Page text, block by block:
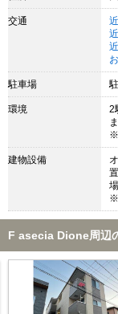
交通
駐車場
環境
2
※
建物設備
場
※
F asecia Dione周辺